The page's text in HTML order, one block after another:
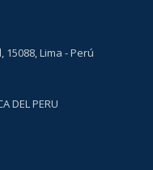
Lima - Perú
DEL PERU